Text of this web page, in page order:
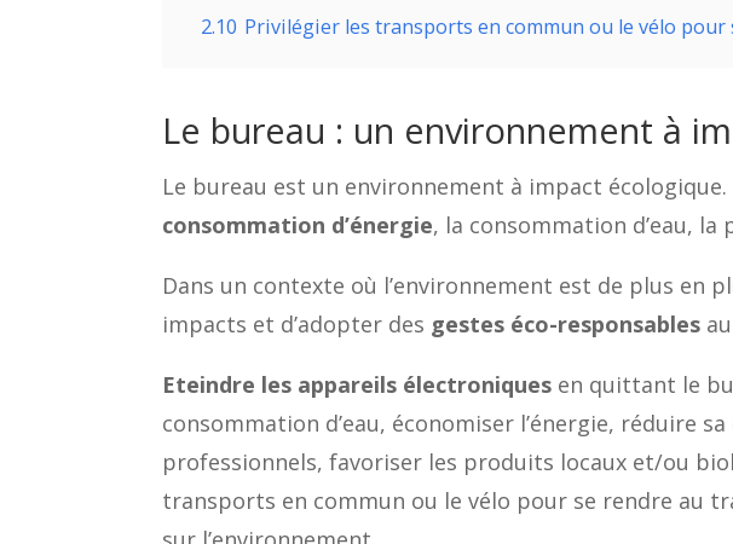
2.10 Privilégier les transports en commun ou le vélo pour
Le bureau : un environnement à
Le bureau est un environnement à impact
consommation d’énergie, la consommation d’eau,
Dans un contexte où l’environnement est de plus en
impacts et d’adopter des gestes éco-responsables
Eteindre les appareils électroniques en quittant le
consommation d’eau, économiser l’énergie, réduire
professionnels, favoriser les produits locaux et/ou
transports en commun ou le vélo pour se rendre au